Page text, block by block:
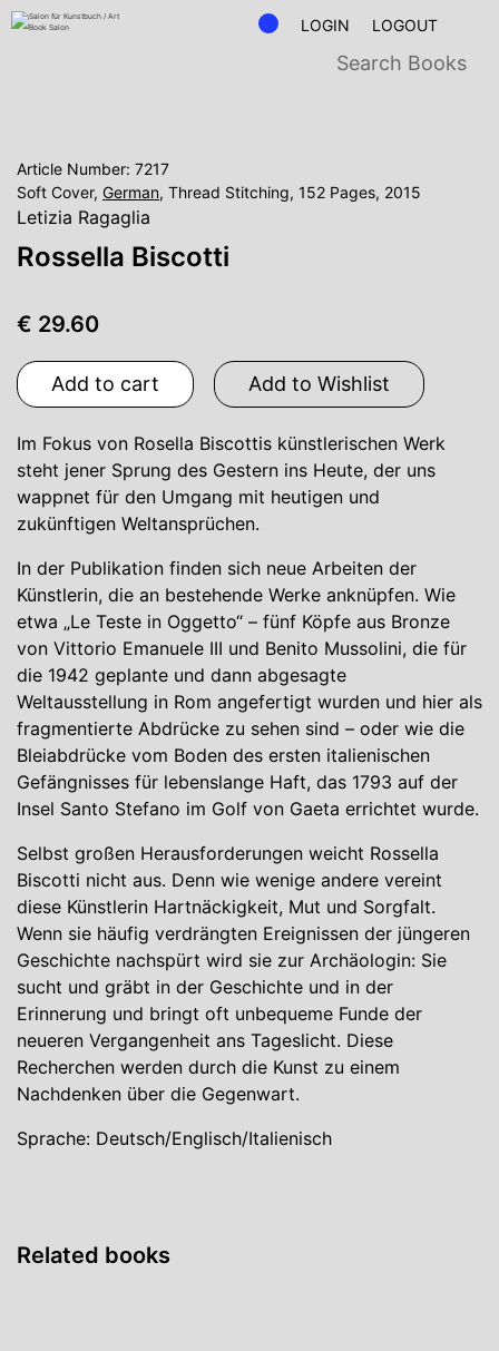
LOGIN LOGOUT
Article Number: 7217
Soft Cover, German, Thread Stitching, 152 Pages, 2015
Letizia Ragaglia
Rossella Biscotti
€ 29.60
Add to cart Add to Wishlist
Im Fokus von Rosella Biscottis künstlerischen Werk
steht jener Sprung des Gestern ins Heute, der uns
wappnet für den Umgang mit heutigen und
zukünftigen Weltansprüchen.
In der Publikation finden sich neue Arbeiten der
Künstlerin, die an bestehende Werke anknüpfen. Wie
etwa „Le Teste in Oggetto“ – fünf Köpfe aus Bronze
von Vittorio Emanuele III und Benito Mussolini, die für
die 1942 geplante und dann abgesagte
Weltausstellung in Rom angefertigt wurden und hier als
fragmentierte Abdrücke zu sehen sind – oder wie die
Bleiabdrücke vom Boden des ersten italienischen
Gefängnisses für lebenslange Haft, das 1793 auf der
Insel Santo Stefano im Golf von Gaeta errichtet wurde.
Selbst großen Herausforderungen weicht Rossella
Biscotti nicht aus. Denn wie wenige andere vereint
diese Künstlerin Hartnäckigkeit, Mut und Sorgfalt.
Wenn sie häufig verdrängten Ereignissen der jüngeren
Geschichte nachspürt wird sie zur Archäologin: Sie
sucht und gräbt in der Geschichte und in der
Erinnerung und bringt oft unbequeme Funde der
neueren Vergangenheit ans Tageslicht. Diese
Recherchen werden durch die Kunst zu einem
Nachdenken über die Gegenwart.
Sprache: Deutsch/Englisch/Italienisch
Related books